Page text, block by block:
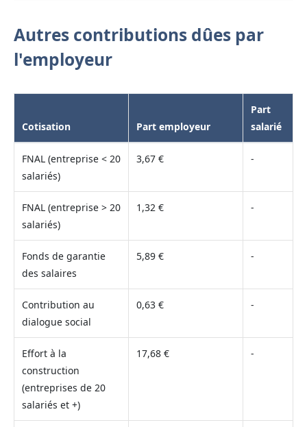
Autres contributions dûes par
l'employeur
Cotisation Part employeur
Part
salarié
FNAL (entreprise < 20
salariés)
3,67 € -
FNAL (entreprise > 20
salariés)
1,32 € -
Fonds de garantie
des salaires
5,89 € -
Contribution au
dialogue social
0,63 € -
Effort à la
construction
(entreprises de 20
salariés et +)
17,68 € -